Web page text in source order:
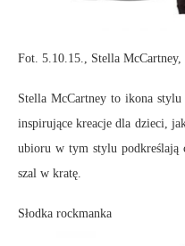
Fot. 5.10.15., Stella
Stella McCartney to ikona
inspirujące kreacje dla dzieci,
ubioru w tym stylu podkreślają
szal w kratę.
Słodka rockmanka